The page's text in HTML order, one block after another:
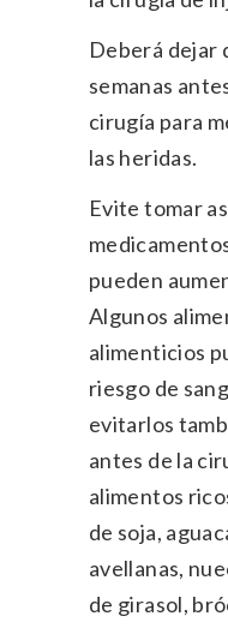
Deberá dejar
semanas
cirugía para
las heridas.
Evite tomar
pueden
Algunos
alimenticios
riesgo de
evitarlos
antes de la
alimentos
de soja,
avellanas,
de girasol,